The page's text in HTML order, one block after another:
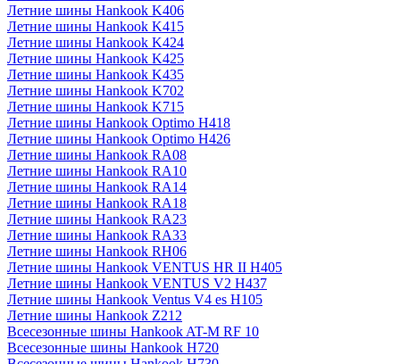
Летние шины Hankook K406
Летние шины Hankook K415
Летние шины Hankook K424
Летние шины Hankook K425
Летние шины Hankook K435
Летние шины Hankook K702
Летние шины Hankook K715
Летние шины Hankook Optimo H418
Летние шины Hankook Optimo H426
Летние шины Hankook RA08
Летние шины Hankook RA10
Летние шины Hankook RA14
Летние шины Hankook RA18
Летние шины Hankook RA23
Летние шины Hankook RA33
Летние шины Hankook RH06
Летние шины Hankook VENTUS HR II H405
Летние шины Hankook VENTUS V2 H437
Летние шины Hankook Ventus V4 es H105
Летние шины Hankook Z212
Всесезонные шины Hankook AT-M RF 10
Всесезонные шины Hankook H720